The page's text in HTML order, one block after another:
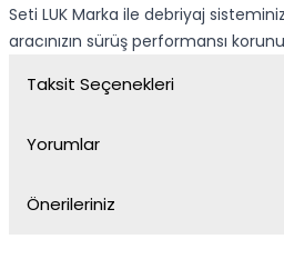
Seti LUK Marka ile debriyaj
aracınızın sürüş performansı
Taksit Seçenekleri
Yorumlar
Önerileriniz